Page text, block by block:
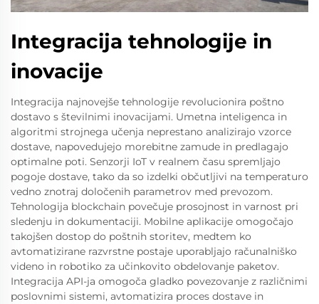
Integracija tehnologije in
inovacije
Integracija najnovejše tehnologije revolucionira poštno
dostavo s številnimi inovacijami. Umetna inteligenca in
algoritmi strojnega učenja neprestano analizirajo vzorce
dostave, napovedujejo morebitne zamude in predlagajo
optimalne poti. Senzorji IoT v realnem času spremljajo
pogoje dostave, tako da so izdelki občutljivi na temperaturo
vedno znotraj določenih parametrov med prevozom.
Tehnologija blockchain povečuje prosojnost in varnost pri
sledenju in dokumentaciji. Mobilne aplikacije omogočajo
takojšen dostop do poštnih storitev, medtem ko
avtomatizirane razvrstne postaje uporabljajo računalniško
videno in robotiko za učinkovito obdelovanje paketov.
Integracija API-ja omogoča gladko povezovanje z različnimi
poslovnimi sistemi, avtomatizira proces dostave in